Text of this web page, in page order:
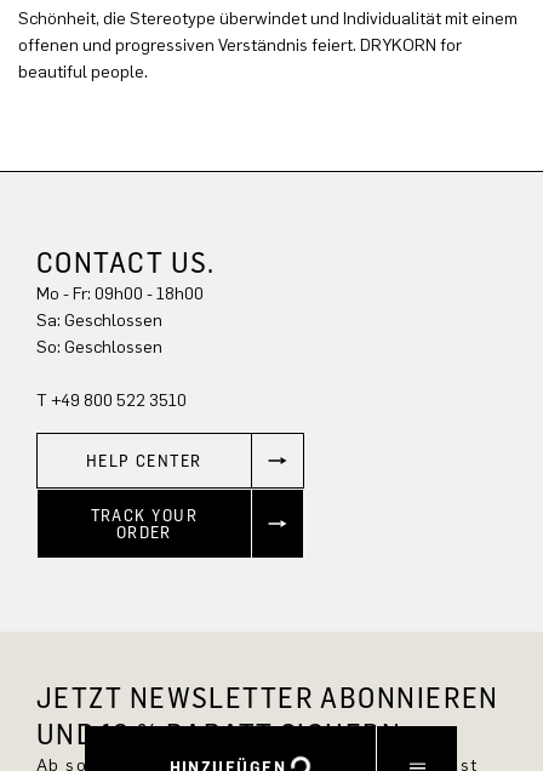
Schönheit, die Stereotype überwindet und Individualität mit einem
offenen und progressiven Verständnis feiert. DRYKORN for
beautiful people.
CONTACT US.
Mo - Fr: 09h00 - 18h00
Sa: Geschlossen
So: Geschlossen
T +49 800 522 3510
HELP CENTER
TRACK YOUR
ORDER
JETZT NEWSLETTER ABONNIEREN
UND 10 % RABATT SICHERN.
Ab sofort bist Du immer up to date und verpasst